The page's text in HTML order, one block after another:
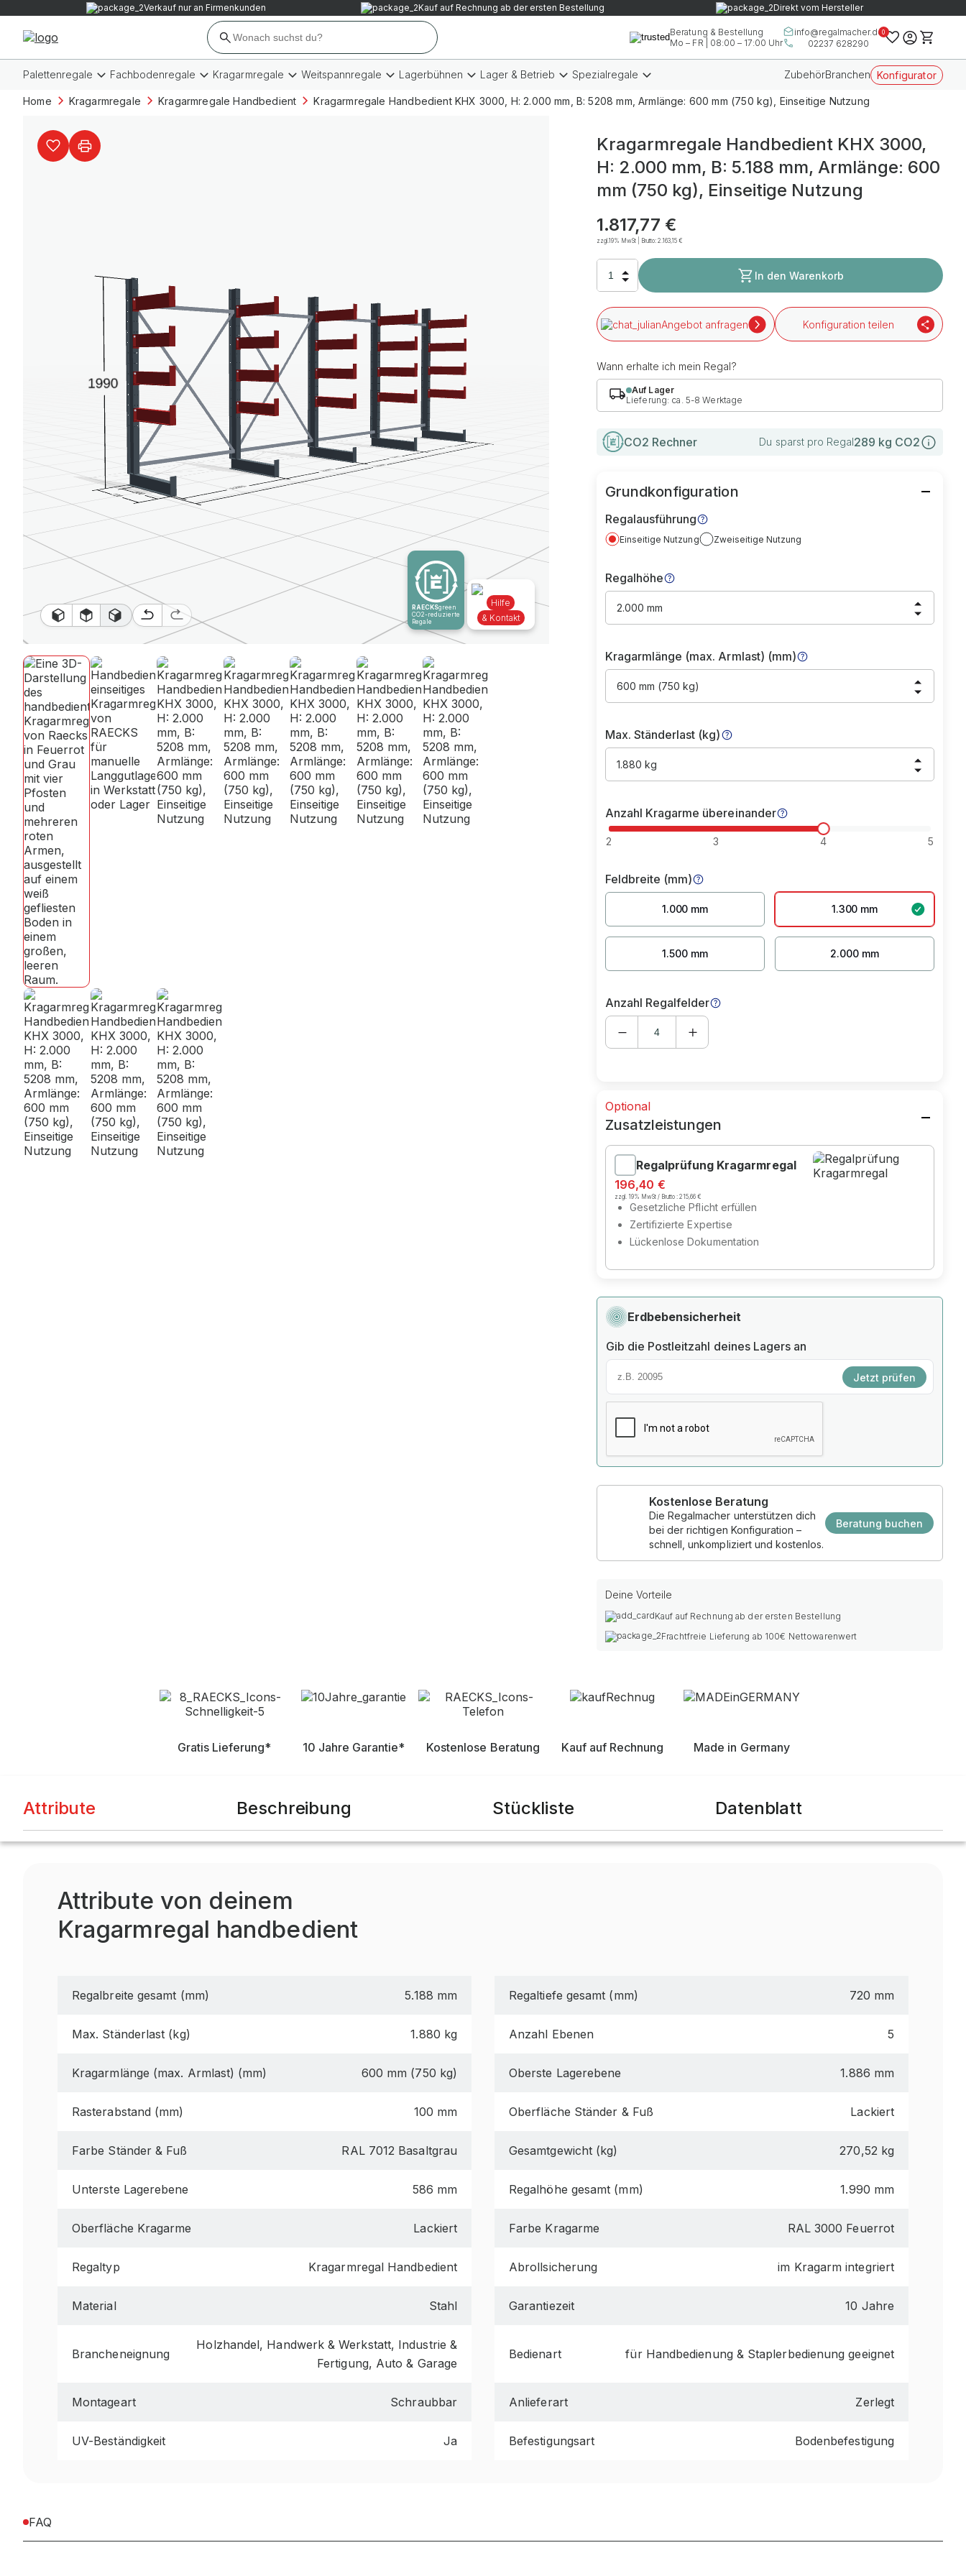
Verkauf nur an Firmenkunden Kauf auf Rechnung ab der ersten Bestellung Direkt vom Hersteller
Beratung & Bestellung
Mo – FR | 08:00 – 17:00 Uhr
info@regalmacher.de
02237 628290
0
Palettenregale Fachbodenregale Kragarmregale Weitspannregale Lagerbühnen Lager & Betrieb Spezialregale ZubehörBranchen Konfigurator
Home Kragarmregale Kragarmregale Handbedient Kragarmregale Handbedient KHX 3000, H: 2.000 mm, B: 5208 mm, Armlänge: 600 mm (750 kg), Einseitige Nutzung
RAECKSgreen
CO2-reduzierte
Regale
Hilfe
& Kontakt
Kragarmregale Handbedient KHX 3000,
H: 2.000 mm, B: 5.188 mm, Armlänge: 600
mm (750 kg), Einseitige Nutzung
1.817,77 €
zzgl.19% MwSt | Brutto:2.163,15 €
In den Warenkorb
Angebot anfragen Konfiguration teilen
Wann erhalte ich mein Regal?
Auf Lager
Lieferung: ca. 5-8 Werktage
CO2 Rechner Du sparst pro Regal289 kg CO2
Grundkonfiguration
Regalausführung
Einseitige Nutzung Zweiseitige Nutzung
Regalhöhe
2.000 mm
Kragarmlänge (max. Armlast) (mm)
600 mm (750 kg)
Max. Ständerlast (kg)
1.880 kg
Anzahl Kragarme übereinander
2 3 4 5
Feldbreite (mm)
1.000 mm 1.300 mm
1.500 mm 2.000 mm
Anzahl Regalfelder
Optional
Zusatzleistungen
Regalprüfung Kragarmregal
196,40 €
zzgl. 19% MwSt / Brutto :215,66 €
Gesetzliche Pflicht erfüllen
Zertifizierte Expertise
Lückenlose Dokumentation
Erdbebensicherheit
Gib die Postleitzahl deines Lagers an
Jetzt prüfen
Kostenlose Beratung
Die Regalmacher unterstützen dich
bei der richtigen Konfiguration –
schnell, unkompliziert und kostenlos.
Beratung buchen
Deine Vorteile
Kauf auf Rechnung ab der ersten Bestellung
Frachtfreie Lieferung ab 100€ Nettowarenwert
Gratis Lieferung* 10 Jahre Garantie* Kostenlose Beratung Kauf auf Rechnung Made in Germany
Attribute Beschreibung Stückliste Datenblatt
Attribute von deinem
Kragarmregal handbedient
Regalbreite gesamt (mm) 5.188 mm Regaltiefe gesamt (mm) 720 mm
Max. Ständerlast (kg) 1.880 kg Anzahl Ebenen 5
Kragarmlänge (max. Armlast) (mm) 600 mm (750 kg) Oberste Lagerebene 1.886 mm
Rasterabstand (mm) 100 mm Oberfläche Ständer & Fuß Lackiert
Farbe Ständer & Fuß RAL 7012 Basaltgrau Gesamtgewicht (kg) 270,52 kg
Unterste Lagerebene 586 mm Regalhöhe gesamt (mm) 1.990 mm
Oberfläche Kragarme Lackiert Farbe Kragarme RAL 3000 Feuerrot
Regaltyp Kragarmregal Handbedient Abrollsicherung im Kragarm integriert
Material Stahl Garantiezeit 10 Jahre
Brancheneignung
Holzhandel, Handwerk & Werkstatt, Industrie &
Fertigung, Auto & Garage
Bedienart für Handbedienung & Staplerbedienung geeignet
Montageart Schraubbar Anlieferart Zerlegt
UV-Beständigkeit Ja Befestigungsart Bodenbefestigung
FAQ